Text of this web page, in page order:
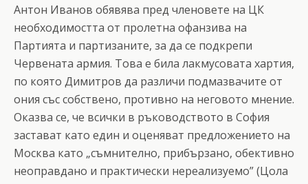
Антон Иванов обявява пред членовете на ЦК
необходимостта от пролетна офанзива на
Партията и партизаните, за да се подкрепи
Червената армия. Това е била лакмусовата хартия,
по която Димитров да различи подмазвачите от
ония със собствено, противно на неговото мнение.
Оказва се, че всички в ръководството в София
застават като един и оценяват предложението на
Москва като „съмнително, прибързано, обективно
неоправдано и практически нереализуемо” (Цола